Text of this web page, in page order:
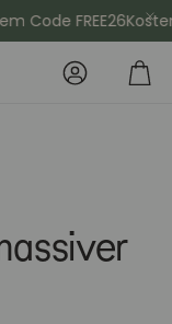
FREE26
Konto
Vitrinen